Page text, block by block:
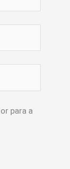
para a